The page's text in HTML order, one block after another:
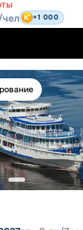
+1 000